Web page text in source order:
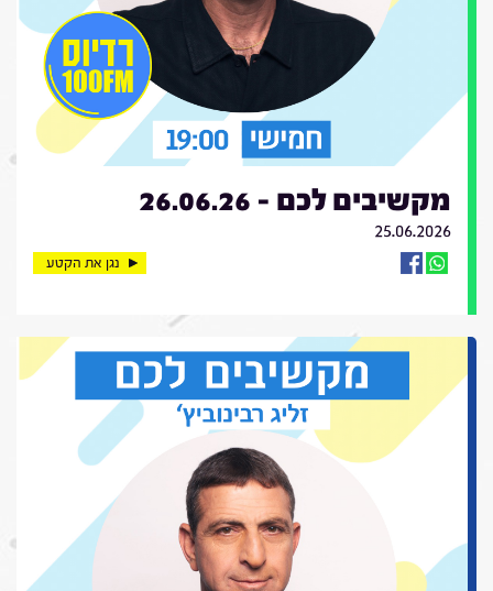
מקשיבים לכם - 26.06.26
25.06.2026
נגן את הקטע